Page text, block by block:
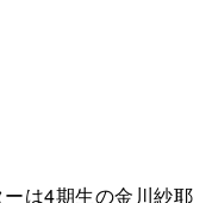
は4期生の金川紗耶